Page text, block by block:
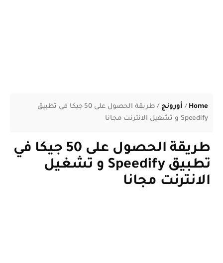
Home
/ أورونج /
طريقة الحصول على 50 جيكا في تطبيق
Speedify و تشغيل الانترنت مجانا
طريقة الحصول على 50 جيكا في
تطبيق Speedify و تشغيل
الانترنت مجانا